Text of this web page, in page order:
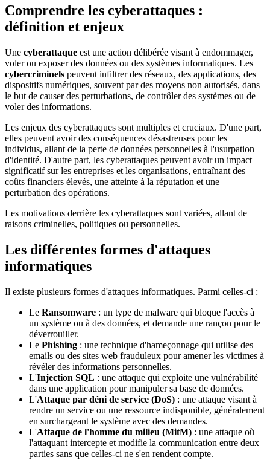
Comprendre les cyberattaques :
définition et enjeux
Une cyberattaque est une action délibérée visant à endommager,
voler ou exposer des données ou des systèmes informatiques. Les
cybercriminels peuvent infiltrer des réseaux, des applications, des
dispositifs numériques, souvent par des moyens non autorisés, dans
le but de causer des perturbations, de contrôler des systèmes ou de
voler des informations.
Les enjeux des cyberattaques sont multiples et cruciaux. D'une part,
elles peuvent avoir des conséquences désastreuses pour les
individus, allant de la perte de données personnelles à l'usurpation
d'identité. D'autre part, les cyberattaques peuvent avoir un impact
significatif sur les entreprises et les organisations, entraînant des
coûts financiers élevés, une atteinte à la réputation et une
perturbation des opérations.
Les motivations derrière les cyberattaques sont variées, allant de
raisons criminelles, politiques ou personnelles.
Les différentes formes d'attaques
informatiques
Il existe plusieurs formes d'attaques informatiques. Parmi celles-ci :
Le Ransomware : un type de malware qui bloque l'accès à
un système ou à des données, et demande une rançon pour le
déverrouiller.
Le Phishing : une technique d'hameçonnage qui utilise des
emails ou des sites web frauduleux pour amener les victimes à
révéler des informations personnelles.
L'Injection SQL : une attaque qui exploite une vulnérabilité
dans une application pour manipuler sa base de données.
L'Attaque par déni de service (DoS) : une attaque visant à
rendre un service ou une ressource indisponible, généralement
en surchargeant le système avec des demandes.
L'Attaque de l'homme du milieu (MitM) : une attaque où
l'attaquant intercepte et modifie la communication entre deux
parties sans que celles-ci ne s'en rendent compte.